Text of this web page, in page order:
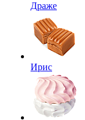
Драже
Ирис